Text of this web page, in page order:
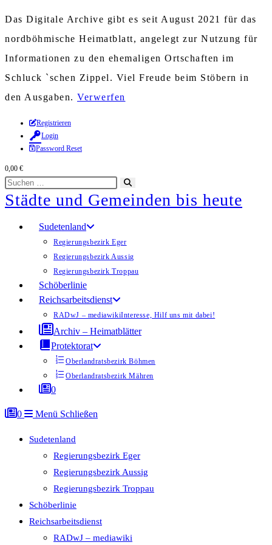
Das Digitale Archive gibt es seit August 2021 für das
nordböhmische Heimatblatt, angelegt zur Nutzung für
Informationen zu den ehemaligen Ortschaften im
Schluck `schen Zippel. Viel Freude beim Stöbern in
den Ausgaben. Verwerfen
Zum
Inhalt
springen
Registrieren
Login
Password Reset
0,00 €
Diese
Website
durchsuchen
starten
Städte und Gemeinden bis heute
Sudetenland
Regierungsbezirk Eger
Regierungsbezirk Aussig
Regierungsbezirk Troppau
Schöberlinie
Reichsarbeitsdienst
RADwJ – mediawikiInteresse, Hilf uns mit dabei!
Archiv – Heimatblätter
Protektorat
Oberlandratsbezirk Böhmen
Oberlandratsbezirk Mähren
0
0 Menü Schließen
Sudetenland
Regierungsbezirk Eger
Regierungsbezirk Aussig
Regierungsbezirk Troppau
Schöberlinie
Reichsarbeitsdienst
RADwJ – mediawiki